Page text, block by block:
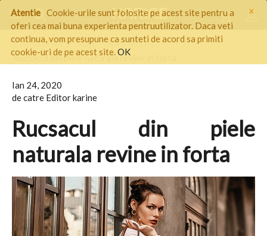
×
Atentie Cookie-urile sunt folosite pe acest site pentru a
oferi cea mai buna experienta pentruutilizator. Daca veti
continua, vom presupune ca sunteti de acord sa primiti
cookie-uri de pe acest site.OK
Pagina start / Blog / Rucsacuri /
Rucsacul din piele naturala revine in forta
Ian 24, 2020
de catre Editor karine
Rucsacul din piele
naturala revine in forta